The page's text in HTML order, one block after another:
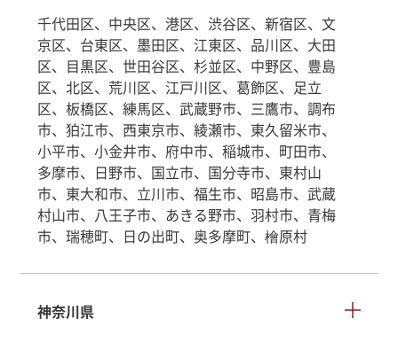
千代田区、中央区、港区、渋谷区、新宿区、文
京区、台東区、墨田区、江東区、品川区、大田
区、目黒区、世田谷区、杉並区、中野区、豊島
区、北区、荒川区、江戸川区、葛飾区、足立
区、板橋区、練馬区、武蔵野市、三鷹市、調布
市、狛江市、西東京市、綾瀬市、東久留米市、
小平市、小金井市、府中市、稲城市、町田市、
多摩市、日野市、国立市、国分寺市、東村山
市、東大和市、立川市、福生市、昭島市、武蔵
村山市、八王子市、あきる野市、羽村市、青梅
市、瑞穂町、日の出町、奥多摩町、檜原村
神奈川県